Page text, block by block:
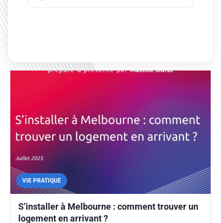
VIE PRATIQUE
S’installer à Melbourne : comment trouver un
logement en arrivant ?